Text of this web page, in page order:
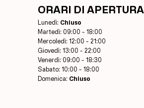
ORARI DI APERTURA
Lunedì: Chiuso
Martedì: 09:00 - 18:00
Mercoledì: 12:00 - 21:00
Giovedì: 13:00 - 22:00
Venerdì: 09:00 - 18:30
Sabato: 10:00 - 18:00
Domenica: Chiuso